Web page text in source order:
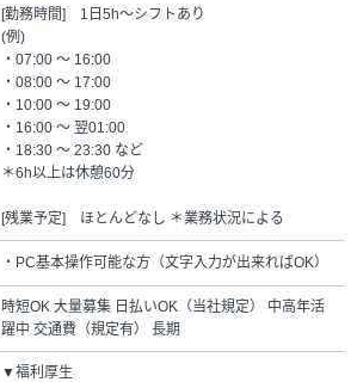
[勤務時間] 1日5h～シフトあり
(例)
・07:00 ～ 16:00
・08:00 ～ 17:00
・10:00 ～ 19:00
・16:00 ～ 翌01:00
・18:30 ～ 23:30 など
＊6h以上は休憩60分
[残業予定] ほとんどなし ＊業務状況による
・PC基本操作可能な方（文字入力が出来ればOK）
時短OK 大量募集 日払いOK（当社規定） 中高年活
躍中 交通費（規定有） 長期
▼福利厚生